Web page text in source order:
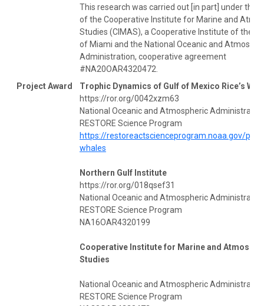
This research was carried out [in part] under the
of the Cooperative Institute for Marine and
Studies (CIMAS), a Cooperative Institute of the
of Miami and the National Oceanic and
Administration, cooperative agreement
#NA20OAR4320472.
Project Award
Trophic Dynamics of Gulf of Mexico Rice’s
https://ror.org/0042xzm63
National Oceanic and Atmospheric
RESTORE Science Program
https://restoreactscienceprogram.noaa.gov/
whales
Northern Gulf Institute
https://ror.org/018qsef31
National Oceanic and Atmospheric
RESTORE Science Program
NA16OAR4320199
Cooperative Institute for Marine and
Studies
National Oceanic and Atmospheric
RESTORE Science Program